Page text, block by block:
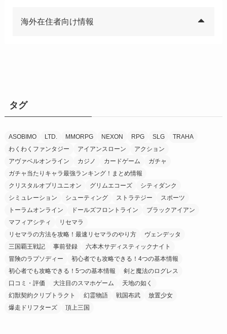
海外在住者向け情報
タグ
ASOBIMO LTD. MMORPG NEXON RPG SLG
TRAHA
わくわくファンタジー
アイアンスローン
アクション
アヴァベルオンライン
カジノ カードゲーム
ガチャ
ガチャ当たりキャラ最強ランキング！まとめ情報
クリスタルオブリユニオン
グリムエコーズ
シティダンク
シミュレーション
シューティング ストラテジー
スポーツ
トーラムオンライン
ドールズフロントライン
ブラックアイアン
マフィアシティ
リセマラ
リセマラの方法を攻略！最速リセマラのやり方
ヴェンデッタ
三国覇王戦記
事前登録
六本木サディスティックナイト
冒険のラプソディー
初心者でも攻略できる！4つの基本情報
初心者でも攻略できる！5つの基本情報
剣と魔法のログレス
口コミ・評価
大注目のスマホゲーム
天地の如く
幻獣契約クリプトラクト
幻霊物語 戦国布武
放置少女
爆走ドリフターズ
頂上三国